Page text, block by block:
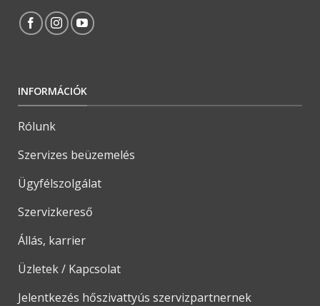
INFORMÁCIÓK
Rólunk
Szervizes beüzemelés
Ügyfélszolgálat
Szervizkereső
Állás, karrier
Üzletek / Kapcsolat
Jelentkezés hőszivattyús szervizpartnernek